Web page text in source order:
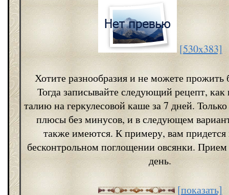
[530x383]
Хотите разнообразия и не можете прожить
Тогда записывайте следующий рецепт, как
талию на геркулесовой каше за 7 дней.
плюсы без минусов, и в следующем
также имеются. К примеру, вам придется
бесконтрольном поглощении овсянки.
день.
[показать]